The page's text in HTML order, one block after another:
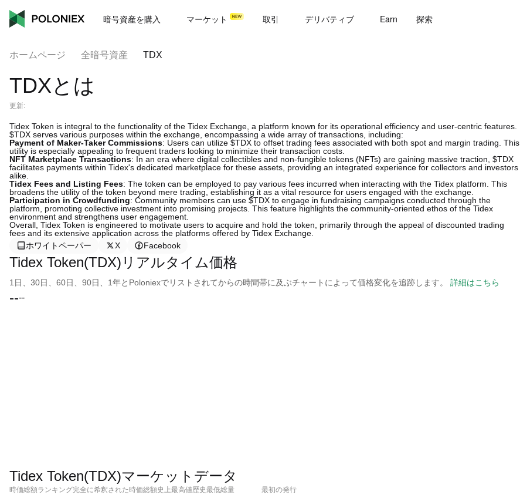
暗号資産を購入 マーケット 取引 デリバティブ Earn 探索
ホームページ 全暗号資産 TDX
TDXとは
更新:
Tidex Token is integral to the functionality of the Tidex Exchange, a platform known for its operational efficiency and user-centric features.
$TDX serves various purposes within the exchange, encompassing a wide array of transactions, including:
Payment of Maker-Taker Commissions: Users can utilize $TDX to offset trading fees associated with both spot and margin trading. This
utility is especially appealing to frequent traders looking to minimize their transaction costs.
NFT Marketplace Transactions: In an era where digital collectibles and non-fungible tokens (NFTs) are gaining massive traction, $TDX
facilitates payments within Tidex's dedicated marketplace for these assets, providing an integrated experience for collectors and investors
alike.
Tidex Fees and Listing Fees: The token can be employed to pay various fees incurred when interacting with the Tidex platform. This
broadens the utility of the token beyond mere trading, establishing it as a vital resource for users engaged with the exchange.
Participation in Crowdfunding: Community members can use $TDX to engage in fundraising campaigns conducted through the
platform, promoting collective investment into promising projects. This feature highlights the community-oriented ethos of the Tidex
environment and strengthens user engagement.
Overall, Tidex Token is engineered to motivate users to acquire and hold the token, primarily through the appeal of discounted trading
fees and its extensive application across the platforms offered by Tidex Exchange.
ホワイトペーパー
X Facebook
Tidex Token(TDX)リアルタイム価格
1日、30日、60日、90日、1年とPoloniexでリストされてからの時間帯に及ぶチャートによって価格変化を追跡します。 詳細はこちら
----
Tidex Token(TDX)マーケットデータ
時価総額ランキング完全に希釈された時価総額史上最高値歴史最低総量 最初の発行